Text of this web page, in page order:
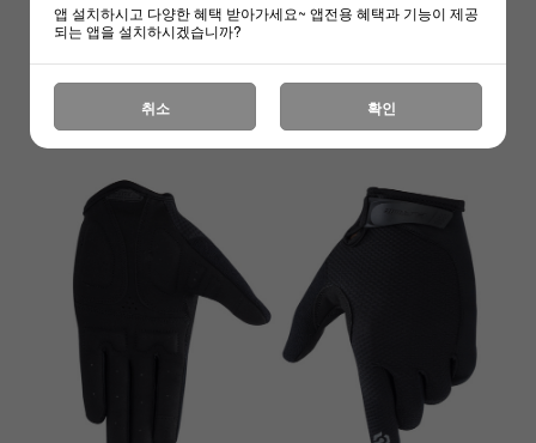
앱 설치하시고 다양한 혜택 받아가세요~ 앱전용 혜택과 기능이 제공
되는 앱을 설치하시겠습니까?
취소 확인